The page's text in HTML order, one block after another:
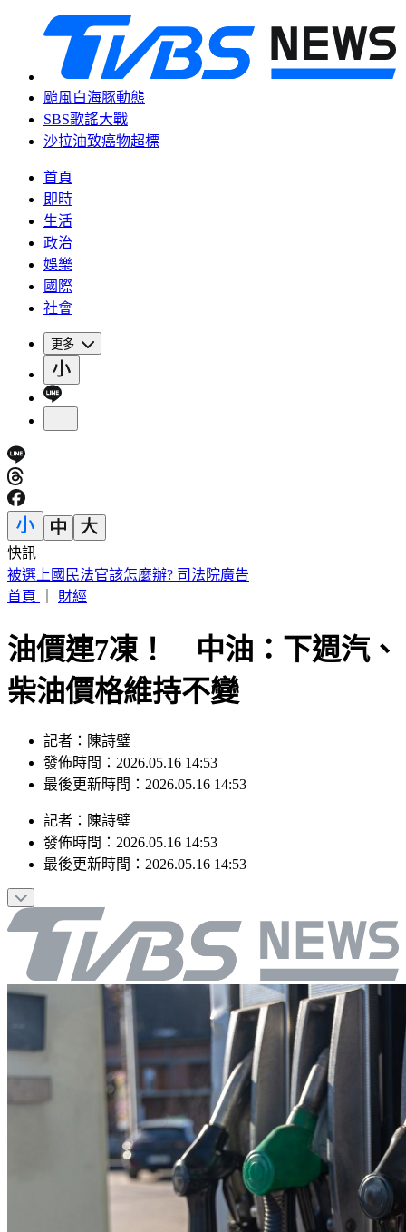
颱風白海豚動態
SBS歌謠大戰
沙拉油致癌物超標
首頁
即時
生活
政治
娛樂
國際
社會
更多
快訊
188萬《龍藏經》賣掉了！大戶不甩7折 店員爆「付現買原
價」
油價連7凍！ 中油：下週汽、
柴油價格維持不變
記者：陳詩璧
發佈時間：2026.05.16 14:53
記者：陳詩璧
發佈時間：2026.05.16 14:53